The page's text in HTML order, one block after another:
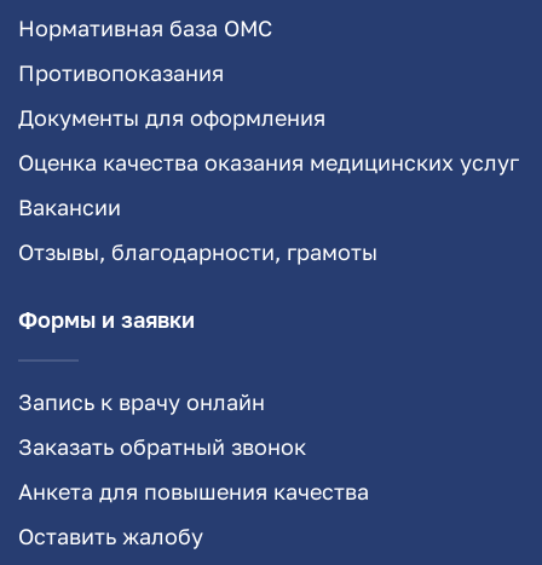
Нормативная база ОМС
Противопоказания
Документы для оформления
Оценка качества оказания медицинских услуг
Вакансии
Отзывы, благодарности, грамоты
Формы и заявки
Запись к врачу онлайн
Заказать обратный звонок
Анкета для повышения качества
Оставить жалобу